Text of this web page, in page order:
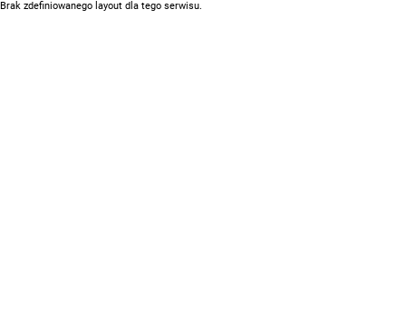
Brak zdefiniowanego layout dla tego serwisu.